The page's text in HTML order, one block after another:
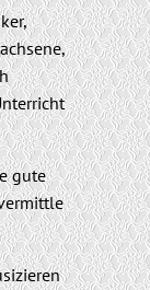
gute